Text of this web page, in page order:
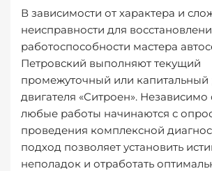
В зависимости от характера и
неисправности для
работоспособности мастера
Петровский выполняют текущий
промежуточный или капитальный
двигателя «Ситроен». Независимо
любые работы начинаются с
проведения комплексной
подход позволяет установить
неполадок и отработать